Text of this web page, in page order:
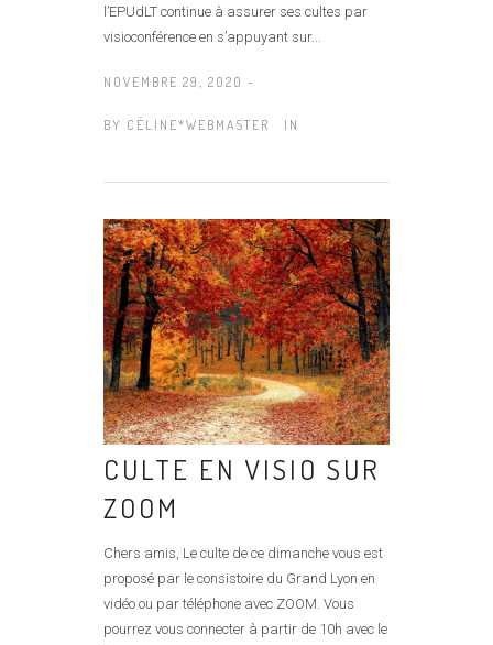
l’EPUdLT continue à assurer ses cultes par
visioconférence en s’appuyant sur...
NOVEMBRE 29, 2020 -
BY CÉLINE*WEBMASTER IN
CULTE EN VISIO SUR
ZOOM
Chers amis, Le culte de ce dimanche vous est
proposé par le consistoire du Grand Lyon en
vidéo ou par téléphone avec ZOOM. Vous
pourrez vous connecter à partir de 10h avec le